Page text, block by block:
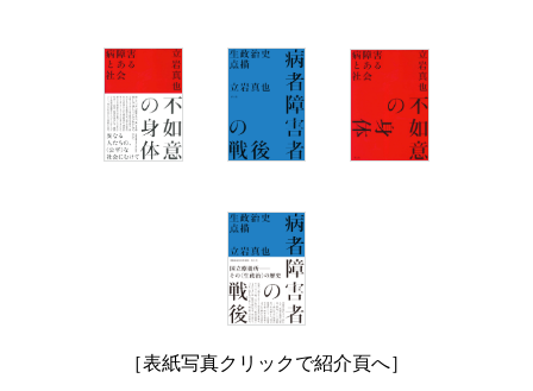
［表紙写真クリックで紹介頁へ］